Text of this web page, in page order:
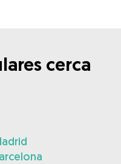
cerca